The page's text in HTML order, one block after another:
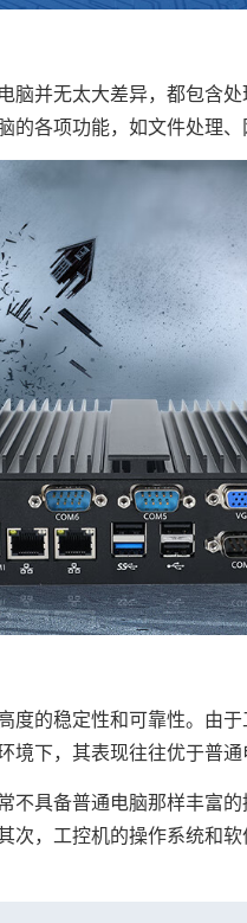
并无太大差异，都包含处
各项功能，如文件处理、
度的稳定性和可靠性。由
下，其表现往往优于普通
具备普通电脑那样丰富
，工控机的操作系统和